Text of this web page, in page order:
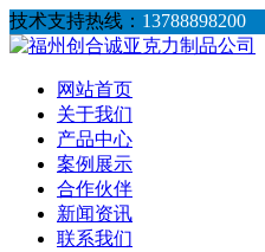
技术支持热线： 13788898200
网站首页
关于我们
产品中心
案例展示
合作伙伴
新闻资讯
联系我们